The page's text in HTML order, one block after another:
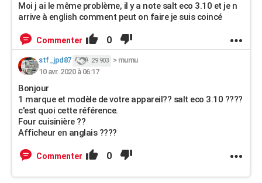
Moi j ai le même problème, il y a note salt eco 3.10 et je n
arrive à english comment peut on faire je suis coincé
Commenter 0
stf_jpd87 29 903 > mumu
10 avr. 2020 à 06:17
Bonjour
1 marque et modèle de votre appareil?? salt eco 3.10 ????
c'est quoi cette référence.
Four cuisinière ??
Afficheur en anglais ????
Commenter 0